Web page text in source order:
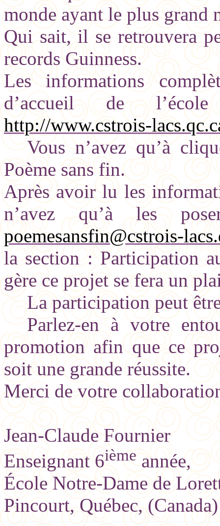
monde ayant le plus grand
Qui sait, il se retrouvera
records Guinness.
Les informations
d’accueil de
http://www.cstrois-
Vous n’avez qu’à
Poème sans fin.
Après avoir lu les
n’avez qu’à les
poemesansfin@cstrois-
la section : Participation
gère ce projet se fera un
La participation peut
Parlez-en à votre
promotion afin que ce
soit une grande réussite.
Merci de votre
Jean-Claude Fournier
Enseignant 6ièmeannée,
École Notre-Dame de
Pincourt, Québec, (Canada)